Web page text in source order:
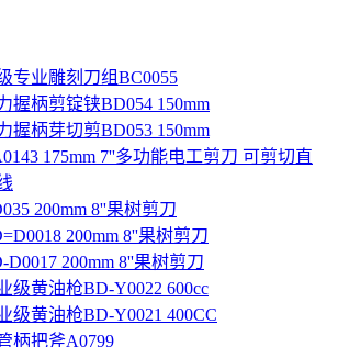
专业雕刻刀组BC0055
握柄剪锭铗BD054 150mm
握柄芽切剪BD053 150mm
175mm 7''多功能电工剪刀 可剪切直
200mm 8''果树剪刀
200mm 8''果树剪刀
D0017 200mm 8''果树剪刀
级黄油枪BD-Y0022 600cc
级黄油枪BD-Y0021 400CC
柄把斧A0799